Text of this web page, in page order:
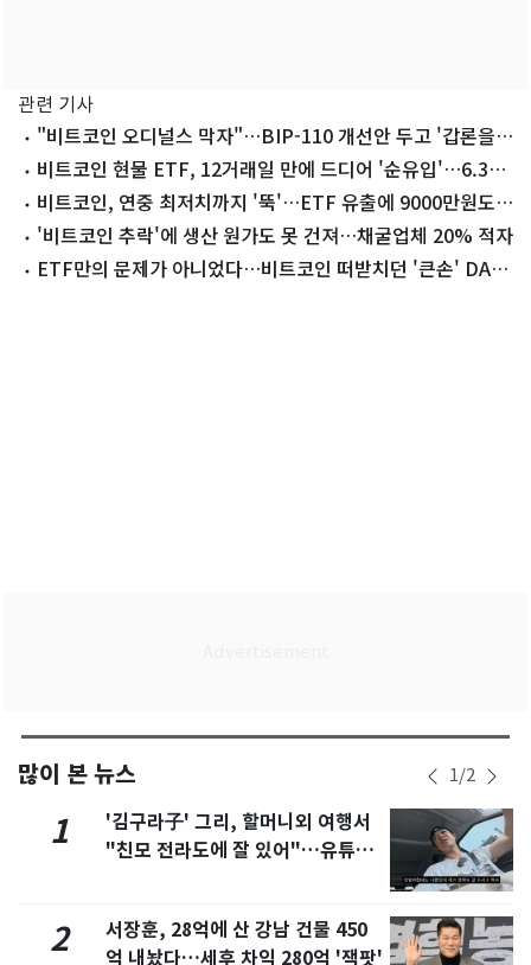
관련 기사
"비트코인 오디널스 막자"…BIP-110 개선안 두고 '갑론을
박'비트코인 현물 ETF, 12거래일 만에 드디어 '순유입'…6.3만
달러 일시 회복
비트코인, 연중 최저치까지 '뚝'…ETF 유출에 9000만원도
위태[코인브리핑]
'비트코인 추락'에 생산 원가도 못 건져…채굴업체 20% 적자
ETF만의 문제가 아니었다…비트코인 떠받치던 '큰손' DAT
많이 본 뉴스 1/2
1
'김구라子' 그리, 할머니외 여행서
"친모 전라도에 잘 있어"…유튜브
2
서장훈, 28억에 산 강남 건물 450
억 내놨다…세후 차익 280억 '잭팟'